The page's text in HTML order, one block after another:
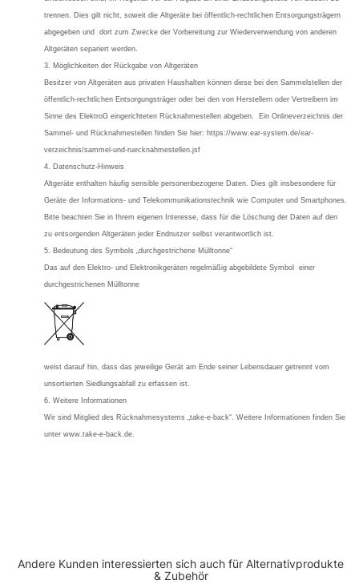
trennen. Dies gilt nicht, soweit die Altgeräte bei öffentlich-rechtlichen Entsorgungsträgern
abgegeben und dort zum Zwecke der Vorbereitung zur Wiederverwendung von anderen
Altgeräten separiert werden.
3. Möglichkeiten der Rückgabe von Altgeräten
Besitzer von Altgeräten aus privaten Haushalten können diese bei den Sammelstellen der
öffentlich-rechtlichen Entsorgungsträger oder bei den von Herstellern oder Vertreibern im
Sinne des ElektroG eingerichteten Rücknahmestellen abgeben. Ein Onlineverzeichnis der
Sammel- und Rücknahmestellen finden Sie hier: https://www.ear-system.de/ear-
verzeichnis/sammel-und-ruecknahmestellen.jsf
4. Datenschutz-Hinweis
Altgeräte enthalten häufig sensible personenbezogene Daten. Dies gilt insbesondere für
Geräte der Informations- und Telekommunikationstechnik wie Computer und Smartphones.
Bitte beachten Sie in Ihrem eigenen Interesse, dass für die Löschung der Daten auf den
zu entsorgenden Altgeräten jeder Endnutzer selbst verantwortlich ist.
5. Bedeutung des Symbols „durchgestrichene Mülltonne“
Das auf den Elektro- und Elektronikgeräten regelmäßig abgebildete Symbol einer
durchgestrichenen Mülltonne
weist darauf hin, dass das jeweilige Gerät am Ende seiner Lebensdauer getrennt vom
unsortierten Siedlungsabfall zu erfassen ist.
6. Weitere Informationen
Wir sind Mitglied des Rücknahmesystems „take-e-back“. Weitere Informationen finden Sie
unter www.take-e-back.de.
Andere Kunden interessierten sich auch für Alternativprodukte
& Zubehör